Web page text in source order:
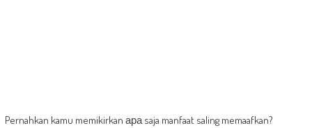
Pernahkan kamu memikirkan ара saja manfaat saling memaafkan?